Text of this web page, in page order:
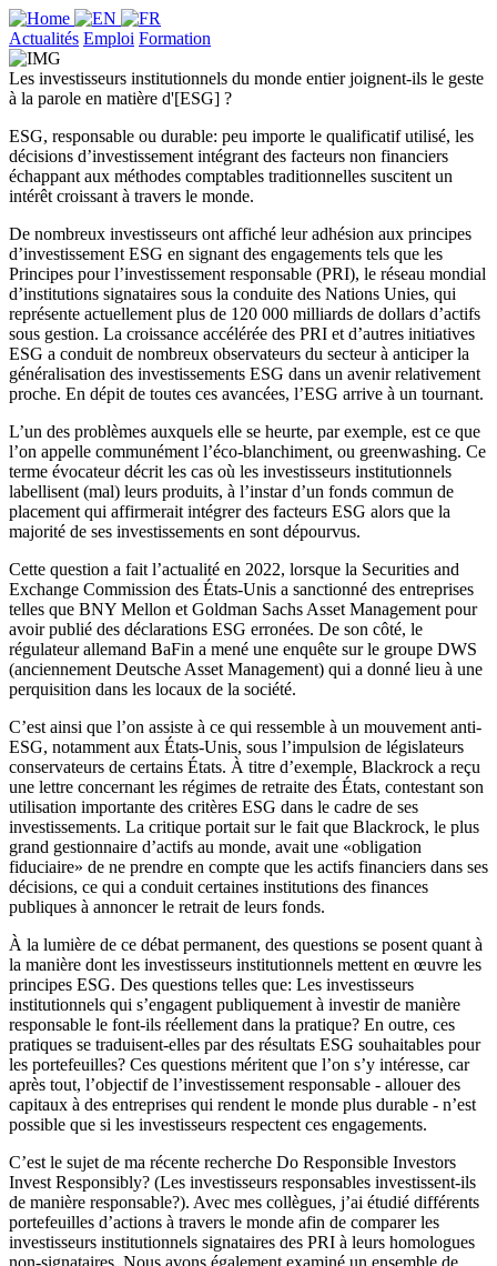
Actualités Emploi Formation
Les investisseurs institutionnels du monde entier joignent-ils le geste
à la parole en matière d'[ESG] ?
ESG, responsable ou durable: peu importe le qualificatif utilisé, les
décisions d’investissement intégrant des facteurs non financiers
échappant aux méthodes comptables traditionnelles suscitent un
intérêt croissant à travers le monde.
De nombreux investisseurs ont affiché leur adhésion aux principes
d’investissement ESG en signant des engagements tels que les
Principes pour l’investissement responsable (PRI), le réseau mondial
d’institutions signataires sous la conduite des Nations Unies, qui
représente actuellement plus de 120 000 milliards de dollars d’actifs
sous gestion. La croissance accélérée des PRI et d’autres initiatives
ESG a conduit de nombreux observateurs du secteur à anticiper la
généralisation des investissements ESG dans un avenir relativement
proche. En dépit de toutes ces avancées, l’ESG arrive à un tournant.
L’un des problèmes auxquels elle se heurte, par exemple, est ce que
l’on appelle communément l’éco-blanchiment, ou greenwashing. Ce
terme évocateur décrit les cas où les investisseurs institutionnels
labellisent (mal) leurs produits, à l’instar d’un fonds commun de
placement qui affirmerait intégrer des facteurs ESG alors que la
majorité de ses investissements en sont dépourvus.
Cette question a fait l’actualité en 2022, lorsque la Securities and
Exchange Commission des États-Unis a sanctionné des entreprises
telles que BNY Mellon et Goldman Sachs Asset Management pour
avoir publié des déclarations ESG erronées. De son côté, le
régulateur allemand BaFin a mené une enquête sur le groupe DWS
(anciennement Deutsche Asset Management) qui a donné lieu à une
perquisition dans les locaux de la société.
C’est ainsi que l’on assiste à ce qui ressemble à un mouvement anti-
ESG, notamment aux États-Unis, sous l’impulsion de législateurs
conservateurs de certains États. À titre d’exemple, Blackrock a reçu
une lettre concernant les régimes de retraite des États, contestant son
utilisation importante des critères ESG dans le cadre de ses
investissements. La critique portait sur le fait que Blackrock, le plus
grand gestionnaire d’actifs au monde, avait une «obligation
fiduciaire» de ne prendre en compte que les actifs financiers dans ses
décisions, ce qui a conduit certaines institutions des finances
publiques à annoncer le retrait de leurs fonds.
À la lumière de ce débat permanent, des questions se posent quant à
la manière dont les investisseurs institutionnels mettent en œuvre les
principes ESG. Des questions telles que: Les investisseurs
institutionnels qui s’engagent publiquement à investir de manière
responsable le font-ils réellement dans la pratique? En outre, ces
pratiques se traduisent-elles par des résultats ESG souhaitables pour
les portefeuilles? Ces questions méritent que l’on s’y intéresse, car
après tout, l’objectif de l’investissement responsable - allouer des
capitaux à des entreprises qui rendent le monde plus durable - n’est
possible que si les investisseurs respectent ces engagements.
C’est le sujet de ma récente recherche Do Responsible Investors
Invest Responsibly? (Les investisseurs responsables investissent-ils
de manière responsable?). Avec mes collègues, j’ai étudié différents
portefeuilles d’actions à travers le monde afin de comparer les
investisseurs institutionnels signataires des PRI à leurs homologues
non-signataires. Nous avons également examiné un ensemble de